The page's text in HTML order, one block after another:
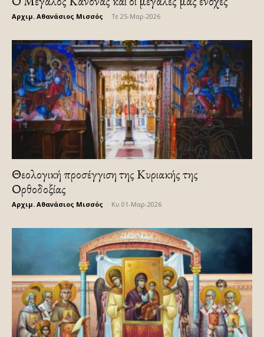
Αρχιμ. Αθανάσιος Μισσός Τε 25-Μαρ-2026
Θεολογική προσέγγιση της Κυριακής της
Ορθοδοξίας
Αρχιμ. Αθανάσιος Μισσός Κυ 01-Μαρ-2026